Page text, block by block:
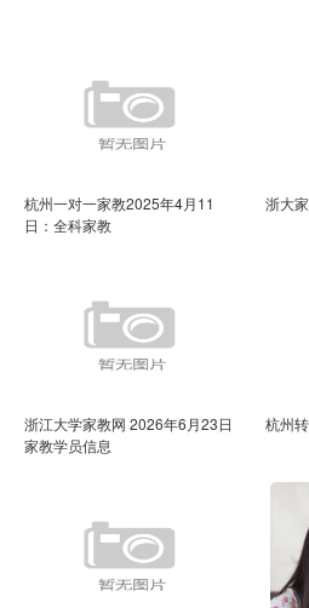
杭州一对一家教2025年4月11
日：全科家教
浙大
浙江大学家教网 2026年6月23日
家教学员信息
杭州